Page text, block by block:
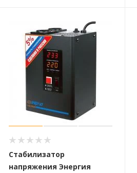
Cтабилизатор
напряжения Энергия